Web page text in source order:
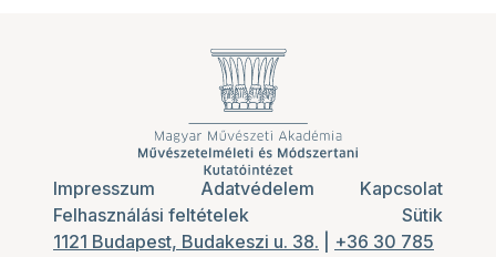
Impresszum Adatvédelem
Kapcsolat
Felhasználási feltételek
Sütik
1121 Budapest, Budakeszi u. 38.
+36 30 785